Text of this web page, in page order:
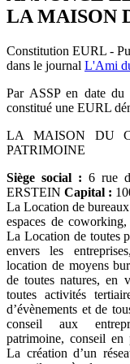
LA MAISON
Constitution EURL -
dans le journal L'Ami
Par ASSP en date
constitué une EURL
LA MAISON DU
PATRIMOINE
Siège social : 6 rue
ERSTEINCapital :
La Location de
espaces de
La Location de toutes
envers les
location de moyens
de toutes natures, en
toutes activités
d’évènements et de
conseil aux
patrimoine, conseil en
La création d’un